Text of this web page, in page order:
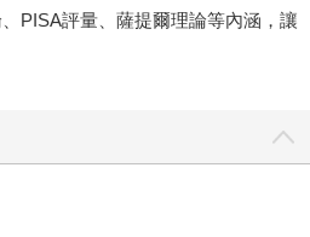
PISA評量、薩提爾理論等內涵，讓